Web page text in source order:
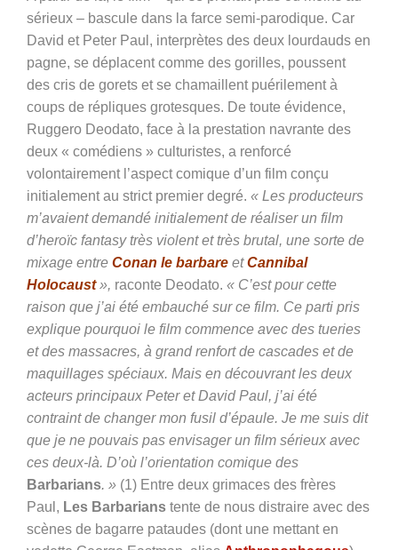
sérieux – bascule dans la farce semi-parodique. Car
David et Peter Paul, interprètes des deux lourdauds en
pagne, se déplacent comme des gorilles, poussent
des cris de gorets et se chamaillent puérilement à
coups de répliques grotesques. De toute évidence,
Ruggero Deodato, face à la prestation navrante des
deux « comédiens » culturistes, a renforcé
volontairement l’aspect comique d’un film conçu
initialement au strict premier degré. « Les producteurs
m’avaient demandé initialement de réaliser un film
d’heroïc fantasy très violent et très brutal, une sorte de
mixage entre Conan le barbare etCannibal
Holocaust », raconte Deodato. « C’est pour cette
raison que j’ai été embauché sur ce film. Ce parti pris
explique pourquoi le film commence avec des tueries
et des massacres, à grand renfort de cascades et de
maquillages spéciaux. Mais en découvrant les deux
acteurs principaux Peter et David Paul, j’ai été
contraint de changer mon fusil d’épaule. Je me suis dit
que je ne pouvais pas envisager un film sérieux avec
ces deux-là. D’où l’orientation comique des
Barbarians. » (1) Entre deux grimaces des frères
Paul, Les Barbarians tente de nous distraire avec des
scènes de bagarre pataudes (dont une mettant en